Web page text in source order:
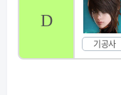
D
기공사